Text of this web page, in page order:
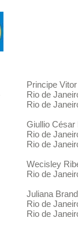
Principe
Rio de
Rio de
Giullio César
Rio de
Rio de
Wecisley
Rio de
Juliana
Rio de
Rio de